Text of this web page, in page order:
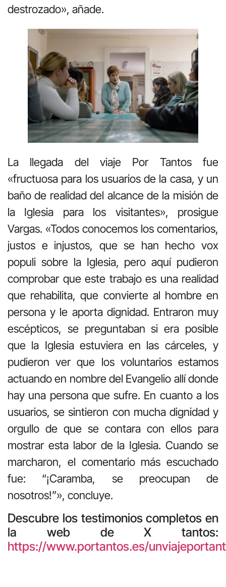
destrozado», añade.
La llegada del viaje Por Tantos fue
«fructuosa para los usuarios de la casa, y un
baño de realidad del alcance de la misión de
la Iglesia para los visitantes», prosigue
Vargas. «Todos conocemos los comentarios,
justos e injustos, que se han hecho vox
populi sobre la Iglesia, pero aquí pudieron
comprobar que este trabajo es una realidad
que rehabilita, que convierte al hombre en
persona y le aporta dignidad. Entraron muy
escépticos, se preguntaban si era posible
que la Iglesia estuviera en las cárceles, y
pudieron ver que los voluntarios estamos
actuando en nombre del Evangelio allí donde
hay una persona que sufre. En cuanto a los
usuarios, se sintieron con mucha dignidad y
orgullo de que se contara con ellos para
mostrar esta labor de la Iglesia. Cuando se
marcharon, el comentario más escuchado
fue: “¡Caramba, se preocupan de
nosotros!”», concluye.
Descubre los testimonios completos en
la web de X tantos:
https://www.portantos.es/